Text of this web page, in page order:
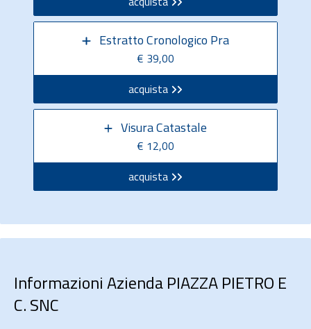
Estratto Cronologico Pra
€ 39,00
acquista
Visura Catastale
€ 12,00
acquista
Informazioni Azienda PIAZZA PIETRO E
C. SNC